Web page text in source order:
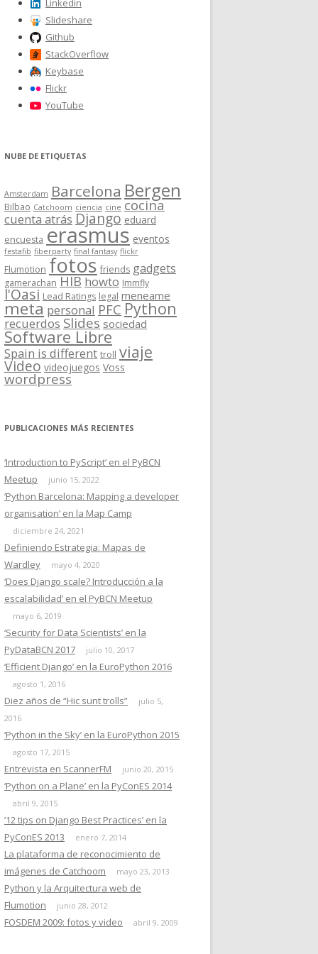
Linkedin
Slideshare
Github
StackOverflow
Keybase
Flickr
YouTube
NUBE DE ETIQUETAS
Amsterdam Barcelona Bergen
Bilbao Catchoom ciencia cine cocina
cuenta atrás Django eduard
encuesta erasmus eventos
festafib fiberparty final fantasy flickr
Flumotion fotos friends gadgets
gamerachan HIB howto Immfly
l'Oasi Lead Ratings legal meneame
meta personal PFC Python
recuerdos Slides sociedad
Software Libre
Spain is different troll viaje
Video videojuegos Voss
wordpress
PUBLICACIONES MÁS RECIENTES
‘Introduction to PyScript’ en el PyBCN
Meetup
junio 15, 2022
‘Python Barcelona: Mapping a developer
organisation’ en la Map Camp
diciembre 24, 2021
Definiendo Estrategia: Mapas de
Wardley
mayo 4, 2020
‘Does Django scale? Introducción a la
escalabilidad’ en el PyBCN Meetup
mayo 6, 2019
‘Security for Data Scientists’ en la
PyDataBCN 2017
julio 10, 2017
‘Efficient Django’ en la EuroPython 2016
agosto 1, 2016
Diez años de “Hic sunt trolls”
julio 5,
2016
‘Python in the Sky’ en la EuroPython 2015
agosto 17, 2015
Entrevista en ScannerFM junio 20, 2015
‘Python on a Plane’ en la PyConES 2014
abril 9, 2015
’12 tips on Django Best Practices’ en la
PyConES 2013
enero 7, 2014
La plataforma de reconocimiento de
imágenes de Catchoom
mayo 23, 2013
Python y la Arquitectura web de
Flumotion
junio 28, 2012
FOSDEM 2009: fotos y video abril 9, 2009